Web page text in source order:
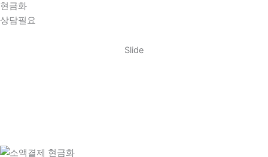
현금화
상담필요
Slide